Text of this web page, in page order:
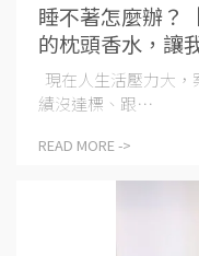
睡不著怎麼辦？
的枕頭香水，讓
現在⼈⽣活壓⼒⼤
績沒達標、跟⋯
READ MORE ->